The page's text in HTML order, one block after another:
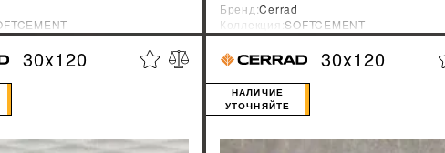
Польша
УЗНАТЬ СВОЮ СКИДКУ %
Бренд:Cerrad
Коллекция:SOFTCEMENT
Страна-производитель:Польша
УЗНАТЬ СВОЮ СКИДКУ
30x120 30x120
НАЛИЧИЕ
УТОЧНЯЙТЕ